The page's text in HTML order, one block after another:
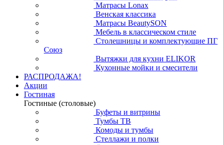
Матрасы Lonax
Венская классика
Матрасы BeautySON
Мебель в классическом стиле
Столешницы и комплектующие ПГ
Союз
Вытяжки для кухни ELIKOR
Кухонные мойки и смесители
РАСПРОДАЖА!
Акции
Гостиная
Гостиные (столовые)
Буфеты и витрины
Тумбы ТВ
Комоды и тумбы
Стеллажи и полки